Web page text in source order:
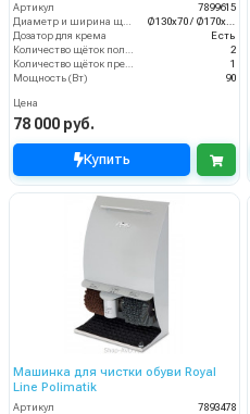
Артикул
7899615
Диаметр и ширина щёток (мм)
Ø130х70 / Ø170х70
Дозатор для крема
Есть
Количество щёток полировки (шт)
2
Количество щёток предварительной очистки (шт)
1
Мощность (Вт)
90
Цена
78 000 руб.
Купить
Машинка для чистки обуви Royal
Line Polimatik
Артикул
7893478